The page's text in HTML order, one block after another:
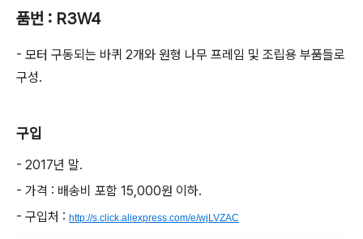
품번 : R3W4
- 모터 구동되는 바퀴 2개와 원형 나무 프레임 및 조립용 부품들로
구성.
구입
- 2017년 말.
- 가격 : 배송비 포함 15,000원 이하.
- 구입처 : http://s.click.aliexpress.com/e/wjLVZAC